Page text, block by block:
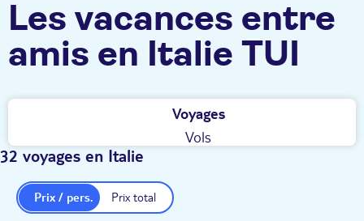
Les vacances entre
amis en Italie TUI
Voyages
Vols
32 voyages en Italie
Prix total
Prix / pers.